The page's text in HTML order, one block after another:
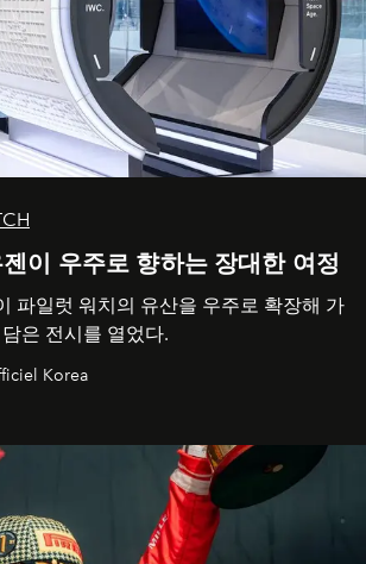
이 우주로 향하는 장대한 여정
파일럿 워치의 유산을 우주로 확장해 가
은 전시를 열었다.
Korea